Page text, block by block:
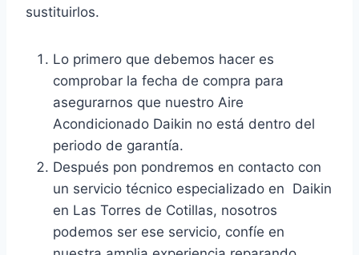
sustituirlos.
Lo primero que debemos hacer es
comprobar la fecha de compra para
asegurarnos que nuestro Aire
Acondicionado Daikin no está dentro del
periodo de garantía.
Después pon pondremos en contacto con
un servicio técnico especializado en Daikin
en Las Torres de Cotillas, nosotros
podemos ser ese servicio, confíe en